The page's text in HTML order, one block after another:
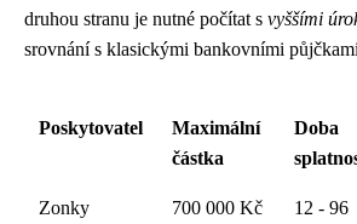
druhou stranu je nutné počítat s vyššími
srovnání s klasickými bankovními
Poskytovatel
Maximální
částka
Doba
Zonky 700 000 Kč
12 - 96